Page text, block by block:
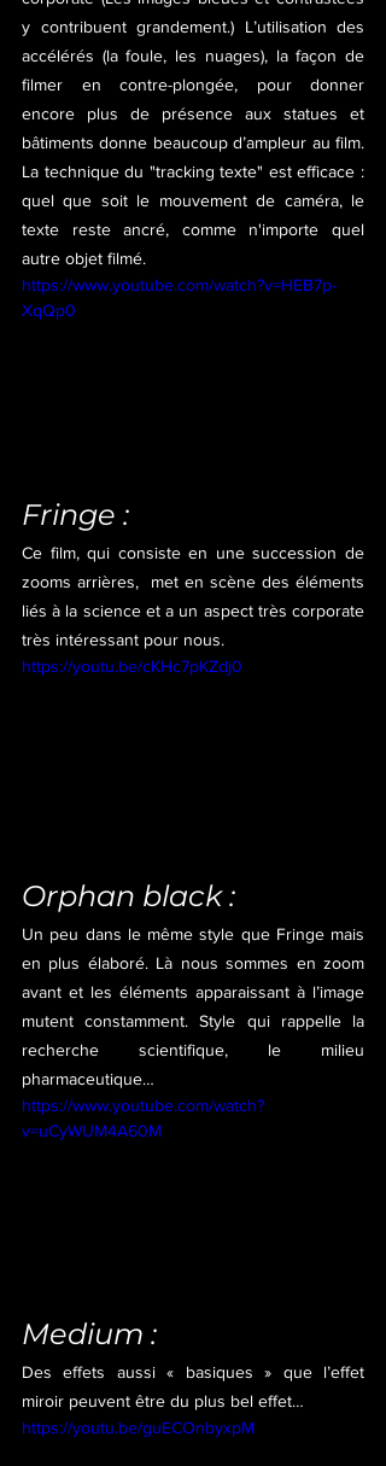
y contribuent grandement.) L’utilisation des
accélérés (la foule, les nuages), la façon de
filmer en contre-plongée, pour donner
encore plus de présence aux statues et
bâtiments donne beaucoup d’ampleur au film.
La technique du "tracking texte" est efficace :
quel que soit le mouvement de caméra, le
texte reste ancré, comme n'importe quel
autre objet filmé.
https://www.youtube.com/watch?v=HEB7p-
XqQp0
Fringe :
Ce film, qui consiste en une succession de
zooms arrières,  met en scène des éléments
liés à la science et a un aspect très corporate
très intéressant pour nous.
https://youtu.be/cKHc7pKZdj0
Orphan black :
Un peu dans le même style que Fringe mais
en plus élaboré. Là nous sommes en zoom
avant et les éléments apparaissant à l’image
mutent constamment. Style qui rappelle la
recherche scientifique, le milieu
pharmaceutique…
https://www.youtube.com/watch?
v=uCyWUM4A60M
Medium :
Des effets aussi « basiques » que l’effet
miroir peuvent être du plus bel effet…
https://youtu.be/guECOnbyxpM